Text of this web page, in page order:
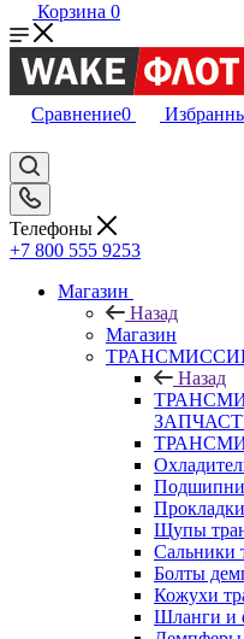
Корзина 0
Сравнение0
Телефоны
+7 800 555 9253
Магазин
Назад
Магазин
Назад
Щупы
Сальники
Болты
Кожухи
Шланги и